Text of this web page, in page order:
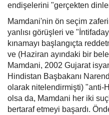
endişelerini "gerçekten
Mamdani'nin ön seçim
yanlısı görüşleri ve
kınamayı başlangıçta
ve (Haziran ayındaki bir
Mamdani, 2002 Gujarat
Hindistan Başbakanı
olarak nitelendirmişti) "anti-
olsa da, Mamdani her iki
bertaraf etmeyi başardı.